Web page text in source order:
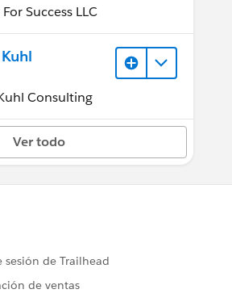
Success LLC
Consulting
Ver todo